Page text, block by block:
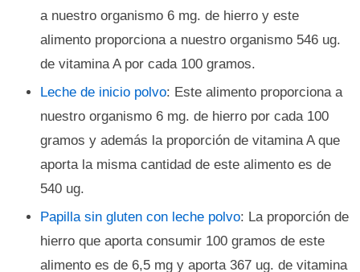
a nuestro organismo 6 mg. de hierro y este
alimento proporciona a nuestro organismo 546 ug.
de vitamina A por cada 100 gramos.
Leche de inicio polvo: Este alimento proporciona a
nuestro organismo 6 mg. de hierro por cada 100
gramos y además la proporción de vitamina A que
aporta la misma cantidad de este alimento es de
540 ug.
Papilla sin gluten con leche polvo: La proporción de
hierro que aporta consumir 100 gramos de este
alimento es de 6,5 mg y aporta 367 ug. de vitamina